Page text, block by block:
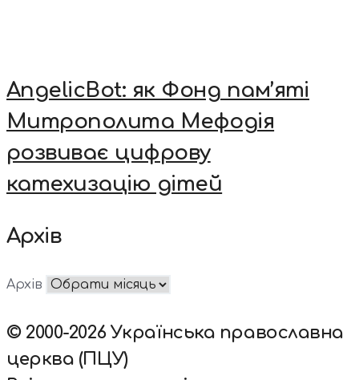
AngelicBot: як Фонд пам’яті
Митрополита Мефодія
розвиває цифрову
катехизацію дітей
Архів
Архів
© 2000-2026 Українська православна
церква (ПЦУ)